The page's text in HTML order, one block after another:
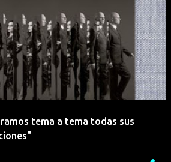
tema a tema todas sus